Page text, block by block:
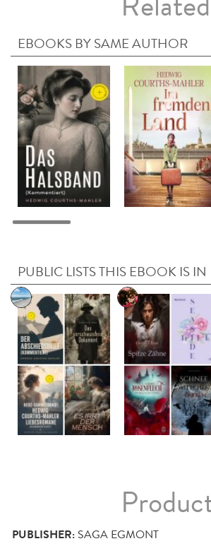
EBOOKS BY SAME AUTHOR
PUBLIC LISTS THIS EBOOK IS IN
PUBLISHER: SAGA EGMONT